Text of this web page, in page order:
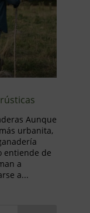
Aunque
urbanita,
entiende de
a
a...